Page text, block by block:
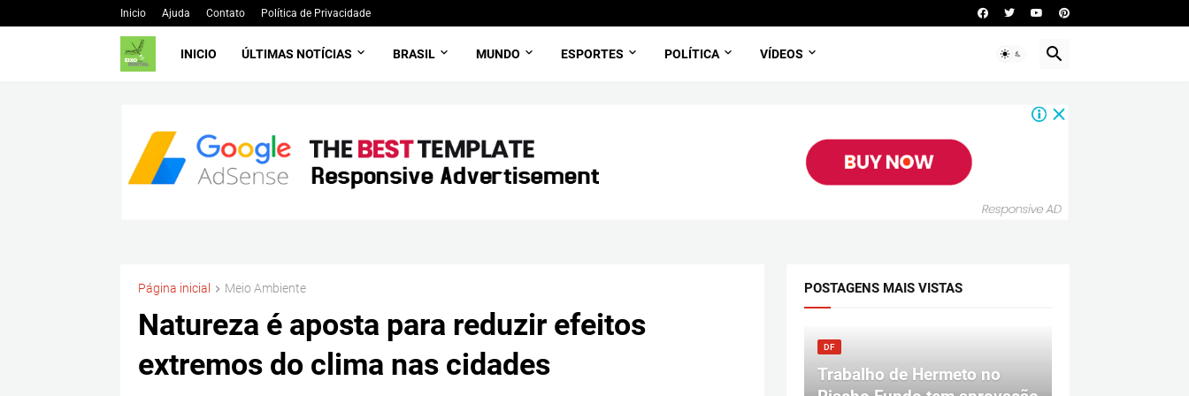
Inicio Ajuda Contato Política de Privacidade
INICIO ÚLTIMAS NOTÍCIAS BRASIL MUNDO ESPORTES POLÍTICA VÍDEOS
Página inicial Meio Ambiente
Natureza é aposta para reduzir efeitos
extremos do clima nas cidades
POSTAGENS MAIS VISTAS
DF
Trabalho de Hermeto no